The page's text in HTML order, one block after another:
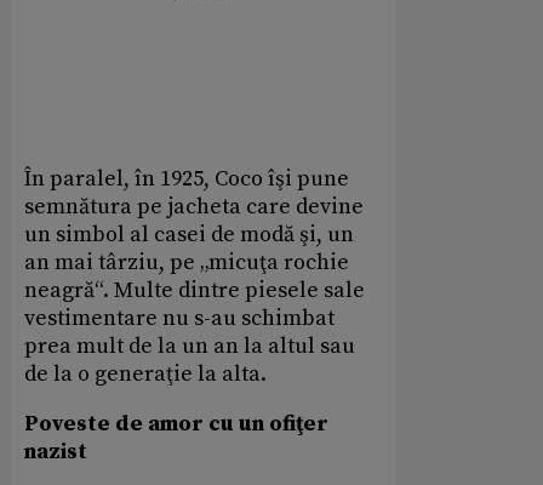
În paralel, în 1925, Coco îşi pune
semnătura pe jacheta care devine
un simbol al casei de modă şi, un
an mai târziu, pe „micuţa rochie
neagră“. Multe dintre piesele sale
vestimentare nu s-au schimbat
prea mult de la un an la altul sau
de la o generaţie la alta.
Poveste de amor cu un ofiţer
nazist